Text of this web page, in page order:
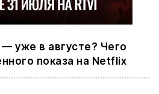
— уже в августе? Чего
показа на Netflix